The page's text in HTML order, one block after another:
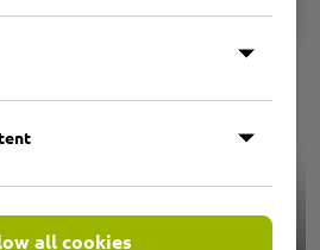
all cookies